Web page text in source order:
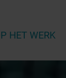
HET WERK